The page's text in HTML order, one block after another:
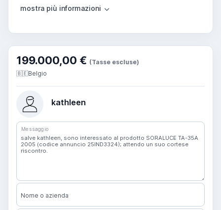
199.000,00 € (Tasse escluse)
🇧🇪Belgio
kathleen
Messaggio
Nome o azienda